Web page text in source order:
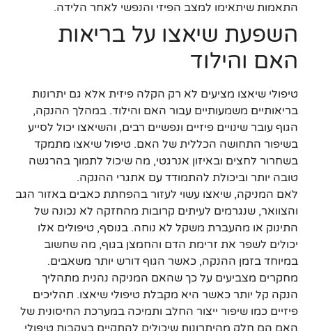
התאמות שיתאימו למצב הפיזי והנפשי לאחר הלידה.
השפעת שיאצו על בריאות
האם והילוד
טיפולי שיאצו מציעים לא רק הקלה פיזית אלא גם יתרונות
בריאותיים משמעותיים עבור האם והילוד. במהלך ההנקה,
הגוף עובר שינויים פיזיים ונפשיים רבים, והשיאצו יכול לסייע
בשיפור התחושה הכללית של האם. טיפול שיאצו מתמקד
בשחרור לחצים ובאיזון אנרגטי, מה שיכול לתמוך בהרגשה
טובה יותר וביכולת להתמודד עם אתגרי ההנקה.
לאם המניקה, שיאצו עשוי לעזור בהפחתת כאבים באזור הגב
והצוואר, שנגרמים לעיתים קרובות מהחזקה לא נכונה של
התינוק או מהעברת משקל לא נוחה. בנוסף, טיפולים אלו
יכולים לשפר את זרימת הדם והחמצן בגוף, מה שחשוב
במיוחד בזמן ההנקה, כאשר הגוף דורש יותר משאבים.
מחקרים מצביעים על כך שהאם המניקה נהנית מתהליך
הנקה קל יותר כאשר היא מקבלת טיפולי שיאצו. תהליכים
פיזיים כמו שיפור ייצור החלב ותמיכה במערכת החיסונית של